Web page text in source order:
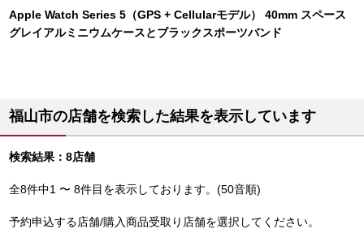
Apple Watch Series 5（GPS + Cellularモデル） 40mm スペース
グレイアルミニウムケースとブラックスポーツバンド
福山市の店舗を検索した結果を表示しています
検索結果：8店舗
全8件中1 〜 8件目を表示しております。(50音順)
予約申込する店舗/購入商品受取り店舗を選択してください。